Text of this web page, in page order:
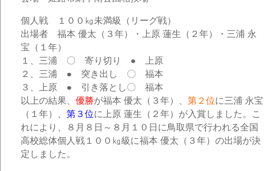
個人戦 １００㎏未満級（リーグ戦）
出場者 福本 優太（３年）・上原 蓮生（２年）・三浦 永
宝（１年）
１、三浦 〇 寄り切り ● 上原
２、三浦 ● 突き出し 〇 福本
３、上原 ● 引き落とし〇 福本
以上の結果、優勝が福本 優太（３年）、第２位に三浦 永宝
（１年）、第３位に上原 蓮生（２年）が入賞しました。こ
れにより、８月８日～８月１０日に鳥取県で行われる全国
高校総体個人戦１００㎏級に福本 優太（３年）の出場が決
定しました。